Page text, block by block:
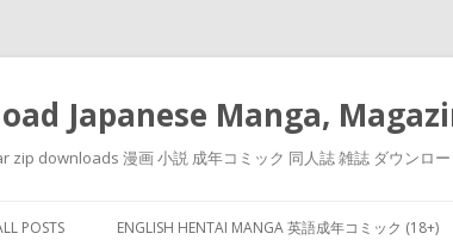
Japanese Manga,
zip downloads 漫画 小説 成年コミック 同人誌 雑誌 ダウンロー
POSTS ENGLISH HENTAI MANGA 英語成年コミック (18+)